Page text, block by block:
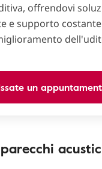
offrendovi
e supporto
un